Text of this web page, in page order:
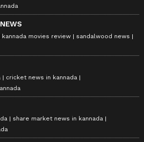
kannada movies review
sandalwood news
cricket news in kannada
share market news in kannada